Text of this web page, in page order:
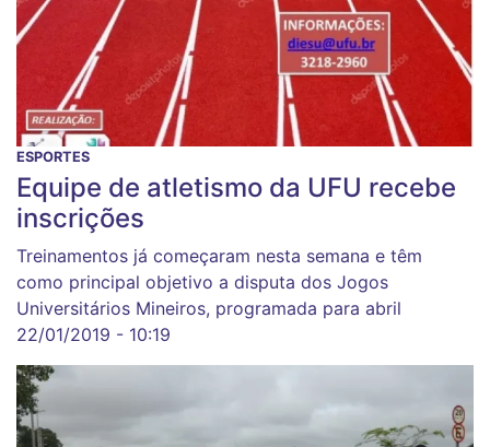
ESPORTES
Equipe de atletismo da UFU recebe
inscrições
Treinamentos já começaram nesta semana e têm
como principal objetivo a disputa dos Jogos
Universitários Mineiros, programada para abril
22/01/2019 - 10:19